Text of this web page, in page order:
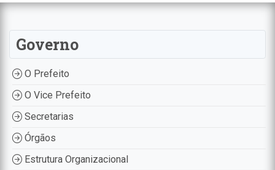
Governo
O Prefeito
O Vice Prefeito
Secretarias
Órgãos
Estrutura Organizacional